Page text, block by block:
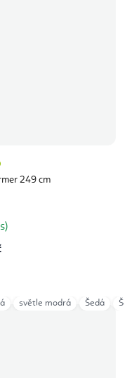
249 cm
produktu
je
hvězdiček.
světle modrá Šedá